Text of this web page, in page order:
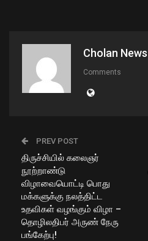
Cholan News
Comments
PREV POST
திருச்சியில் கலைஞர்
நூற்றாண்டு
விழாவையொட்டி பொது
மக்களுக்கு நலத்திட்ட
உதவிகள் வழங்கும் விழா –
தொழிலதிபர் அருண் நேரு
பங்கேற்பு!